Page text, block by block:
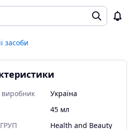
засоби
виробник
Україна
45 мл
Health and Beauty